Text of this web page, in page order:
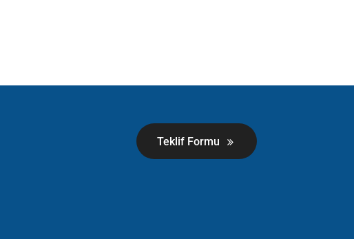
Teklif Formu